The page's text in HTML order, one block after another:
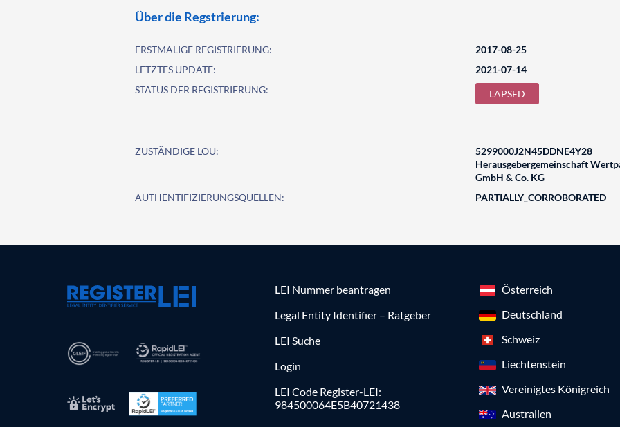
Über die Regstrierung:
ERSTMALIGE REGISTRIERUNG:
2017-08-25
LETZTES UPDATE:
2021-07-14
STATUS DER REGISTRIERUNG:
LAPSED
ZUSTÄNDIGE LOU:
5299000J2N45DDNE4Y28
Herausgebergemeinschaft
GmbH & Co. KG
AUTHENTIFIZIERUNGSQUELLEN:
PARTIALLY_CORROBORATED
LEI Nummer beantragen
Legal Entity Identifier – Ratgeber
LEI Suche
Login
LEI Code Register-LEI:
984500064E5B40721438
Österreich
Deutschland
Schweiz
Liechtenstein
Vereinigtes Königreich
Australien